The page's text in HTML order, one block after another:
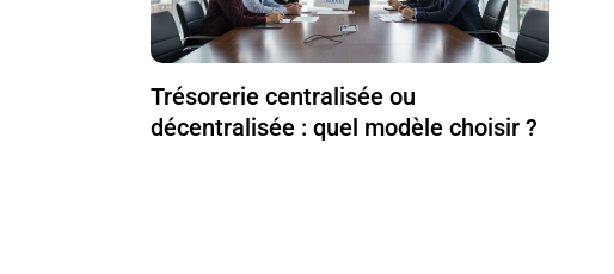
Trésorerie centralisée ou
décentralisée : quel modèle choisir ?